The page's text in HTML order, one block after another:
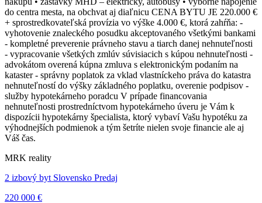
do centra mesta, na obchvat aj diaľnicu CENA BYTU JE 220.000 €
+ sprostredkovateľská provízia vo výške 4.000 €, ktorá zahŕňa: -
vyhotovenie znaleckého posudku akceptovaného všetkými bankami
- kompletné preverenie právneho stavu a tiarch danej nehnuteľnosti
- vypracovanie všetkých zmlúv súvisiacich s kúpou nehnuteľnosti -
advokátom overená kúpna zmluva s elektronickým podaním na
kataster - správny poplatok za vklad vlastníckeho práva do katastra
nehnuteľností do výšky základného poplatku, overenie podpisov -
služby hypotekárneho poradcu V prípade financovania
nehnuteľnosti prostredníctvom hypotekárneho úveru je Vám k
dispozícii hypotekárny špecialista, ktorý vybaví Vašu hypotéku za
výhodnejších podmienok a tým šetríte nielen svoje financie ale aj
Váš čas.
MRK reality
2 izbový byt Slovensko Predaj
220 000 €